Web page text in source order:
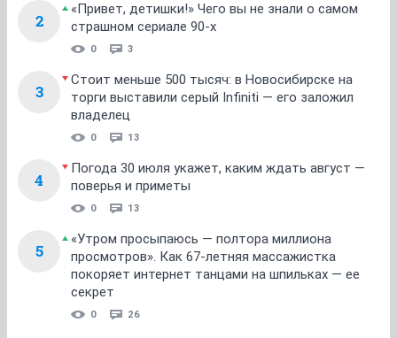
2
«Привет, детишки!» Чего вы не знали о самом
страшном сериале 90-х
0 3
3
Стоит меньше 500 тысяч: в Новосибирске на
торги выставили серый Infiniti — его заложил
владелец
0 13
4
Погода 30 июля укажет, каким ждать август —
поверья и приметы
0 13
5
«Утром просыпаюсь — полтора миллиона
просмотров». Как 67-летняя массажистка
покоряет интернет танцами на шпильках — ее
секрет
0 26